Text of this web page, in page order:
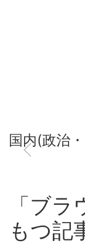
国内(政治
「ブ
もつ記